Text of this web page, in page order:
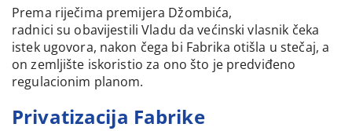
Prema riječima premijera Džombića,
radnici su obavijestili Vladu da većinski vlasnik čeka
istek ugovora, nakon čega bi Fabrika otišla u stečaj, a
on zemljište iskoristio za ono što je predviđeno
regulacionim planom.
Privatizacija Fabrike